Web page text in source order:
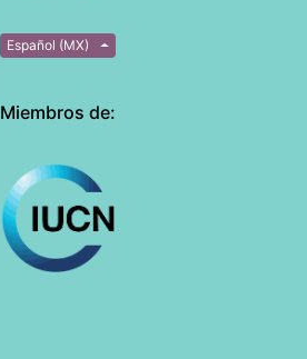
Español (MX)
Miembros de: